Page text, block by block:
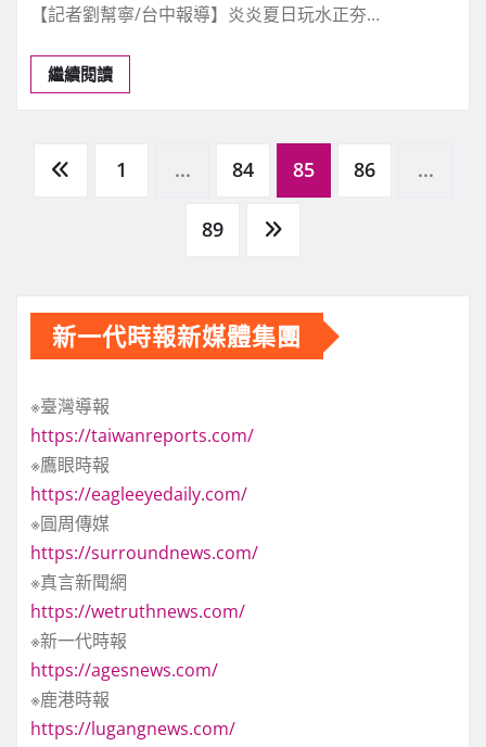
【記者劉幫寧/台中報導】炎炎夏日玩水正夯…
繼續閱讀
分
頁
1 ... 84 85 86 ...
89
新一代時報新媒體集團
※臺灣導報
https://taiwanreports.com/
※鷹眼時報
https://eagleeyedaily.com/
※圓周傳媒
https://surroundnews.com/
※真言新聞網
https://wetruthnews.com/
※新一代時報
https://agesnews.com/
※鹿港時報
https://lugangnews.com/